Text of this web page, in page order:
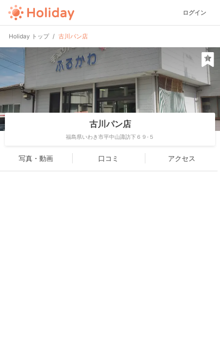
ログイン
Holiday トップ 古川パン店
古川パン店
福島県いわき市平中山諏訪下６９-５
写真・動画 口コミ アクセス